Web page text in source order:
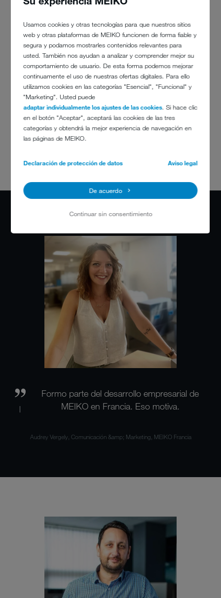
Usamos cookies y otras tecnologías para que nuestros sitios
web y otras plataformas de MEIKO funcionen de forma fiable y
segura y podamos mostrarles contenidos relevantes para
usted. También nos ayudan a analizar y comprender mejor su
comportamiento de usuario. De esta forma podemos mejorar
continuamente el uso de nuestras ofertas digitales. Para ello
utilizamos cookies en las categorías "Esencial", "Funcional" y
"Marketing". Usted puede
adaptar individualmente los ajustes de las cookies. Si hace clic
en el botón "Aceptar", aceptará las cookies de las tres
categorías y obtendrá la mejor experiencia de navegación en
las páginas de MEIKO.
Declaración de protección de datos Aviso legal
De acuerdo
Continuar sin consentimiento
Como jefa de equipo, tengo la posibilidad de
diseñar el trabajo conjunto.
Kerstin Boos, jefa de equipo de MEIKO del departamento Isla de
Formo parte del desarrollo empresarial de
MEIKO en Francia. Eso motiva.
Audrey Vergely, Comunicación &amp; Marketing, MEIKO Francia